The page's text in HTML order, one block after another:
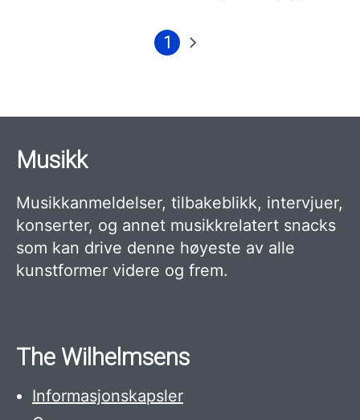
Nåværende
1
Neste
Musikk
Musikkanmeldelser, tilbakeblikk, intervjuer,
konserter, og annet musikkrelatert snacks
som kan drive denne høyeste av alle
kunstformer videre og frem.
The Wilhelmsens
Informasjonskapsler